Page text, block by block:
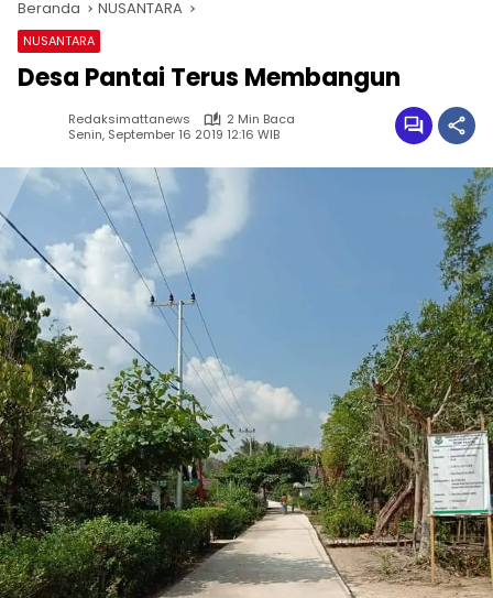
Beranda NUSANTARA
NUSANTARA
Desa Pantai Terus Membangun
Redaksimattanews
2 Min Baca
Senin, September 16 2019 12:16 WIB